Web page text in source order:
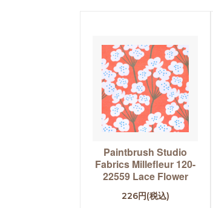
Paintbrush Studio
Fabrics Millefleur 120-
22559 Lace Flower
226円(税込)